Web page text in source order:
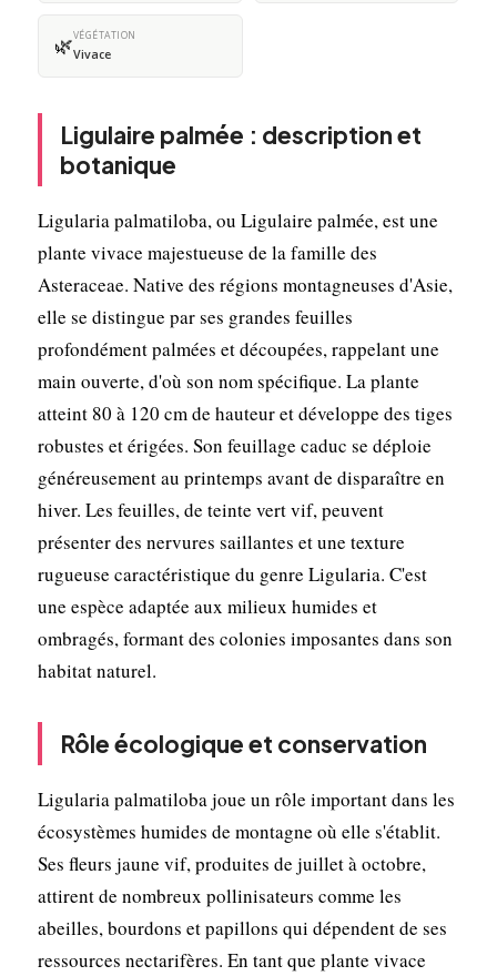
🌿VÉGÉTATION
Vivace
Ligulaire palmée : description et
botanique
Ligularia palmatiloba, ou Ligulaire palmée, est une
plante vivace majestueuse de la famille des
Asteraceae. Native des régions montagneuses d'Asie,
elle se distingue par ses grandes feuilles
profondément palmées et découpées, rappelant une
main ouverte, d'où son nom spécifique. La plante
atteint 80 à 120 cm de hauteur et développe des tiges
robustes et érigées. Son feuillage caduc se déploie
généreusement au printemps avant de disparaître en
hiver. Les feuilles, de teinte vert vif, peuvent
présenter des nervures saillantes et une texture
rugueuse caractéristique du genre Ligularia. C'est
une espèce adaptée aux milieux humides et
ombragés, formant des colonies imposantes dans son
habitat naturel.
Rôle écologique et conservation
Ligularia palmatiloba joue un rôle important dans les
écosystèmes humides de montagne où elle s'établit.
Ses fleurs jaune vif, produites de juillet à octobre,
attirent de nombreux pollinisateurs comme les
abeilles, bourdons et papillons qui dépendent de ses
ressources nectarifères. En tant que plante vivace